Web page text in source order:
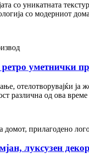
со уникатната
со модерниот
уметнички
отелотворувајќи ја
различна од ова
луксузен